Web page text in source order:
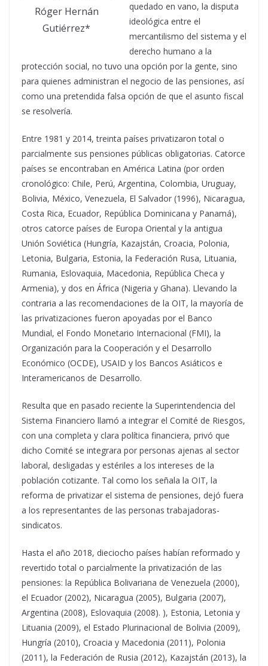
Róger Hernán
Gutiérrez*
quedado en vano, la disputa
ideológica entre el
mercantilismo del sistema y el
derecho humano a la
protección social, no tuvo una opción por la gente, sino
para quienes administran el negocio de las pensiones, así
como una pretendida falsa opción de que el asunto fiscal
se resolvería.
Entre 1981 y 2014, treinta países privatizaron total o
parcialmente sus pensiones públicas obligatorias. Catorce
países se encontraban en América Latina (por orden
cronológico: Chile, Perú, Argentina, Colombia, Uruguay,
Bolivia, México, Venezuela, El Salvador (1996), Nicaragua,
Costa Rica, Ecuador, República Dominicana y Panamá),
otros catorce países de Europa Oriental y la antigua
Unión Soviética (Hungría, Kazajstán, Croacia, Polonia,
Letonia, Bulgaria, Estonia, la Federación Rusa, Lituania,
Rumania, Eslovaquia, Macedonia, República Checa y
Armenia), y dos en África (Nigeria y Ghana). Llevando la
contraria a las recomendaciones de la OIT, la mayoría de
las privatizaciones fueron apoyadas por el Banco
Mundial, el Fondo Monetario Internacional (FMI), la
Organización para la Cooperación y el Desarrollo
Económico (OCDE), USAID y los Bancos Asiáticos e
Interamericanos de Desarrollo.
Resulta que en pasado reciente la Superintendencia del
Sistema Financiero llamó a integrar el Comité de Riesgos,
con una completa y clara política financiera, privó que
dicho Comité se integrara por personas ajenas al sector
laboral, desligadas y estériles a los intereses de la
población cotizante. Tal como los señala la OIT, la
reforma de privatizar el sistema de pensiones, dejó fuera
a los representantes de las personas trabajadoras-
sindicatos.
Hasta el año 2018, dieciocho países habían reformado y
revertido total o parcialmente la privatización de las
pensiones: la República Bolivariana de Venezuela (2000),
el Ecuador (2002), Nicaragua (2005), Bulgaria (2007),
Argentina (2008), Eslovaquia (2008). ), Estonia, Letonia y
Lituania (2009), el Estado Plurinacional de Bolivia (2009),
Hungría (2010), Croacia y Macedonia (2011), Polonia
(2011), la Federación de Rusia (2012), Kazajstán (2013), la